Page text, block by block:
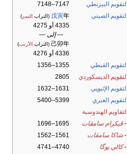
التقويم البيزنطي
7147–7148
التقويم الصيني
戊寅年 (التراب النمر )
4335 أو 4275
— إلى —
己卯年 (التراب الأرنب)
4336 أو 4276
التقويم القبطي
1355–1356
التقويم الديسكوردي
2805
التقويم الإثيوپي
1631–1632
التقويم العبري
5399–5400
التقاويم الهندوسية
- ڤيكرام سامڤات
1695–1696
-شاكا سامڤات
1561–1562
-كالي يوگا
4740–4741